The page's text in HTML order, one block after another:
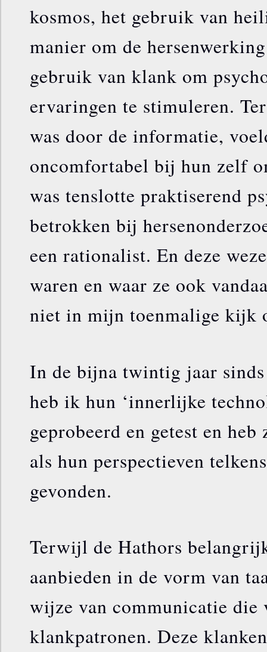
kosmos, het gebruik van
manier om de
gebruik van klank om
ervaringen te stimuleren.
was door de informatie,
oncomfortabel bij hun zelf
was tenslotte praktiserend
betrokken bij
een rationalist. En deze
waren en waar ze ook
niet in mijn toenmalige kijk
In de bijna twintig jaar
heb ik hun ‘innerlijke
geprobeerd en getest en
als hun perspectieven
gevonden.
Terwijl de Hathors
aanbieden in de vorm van
wijze van communicatie die
klankpatronen. Deze